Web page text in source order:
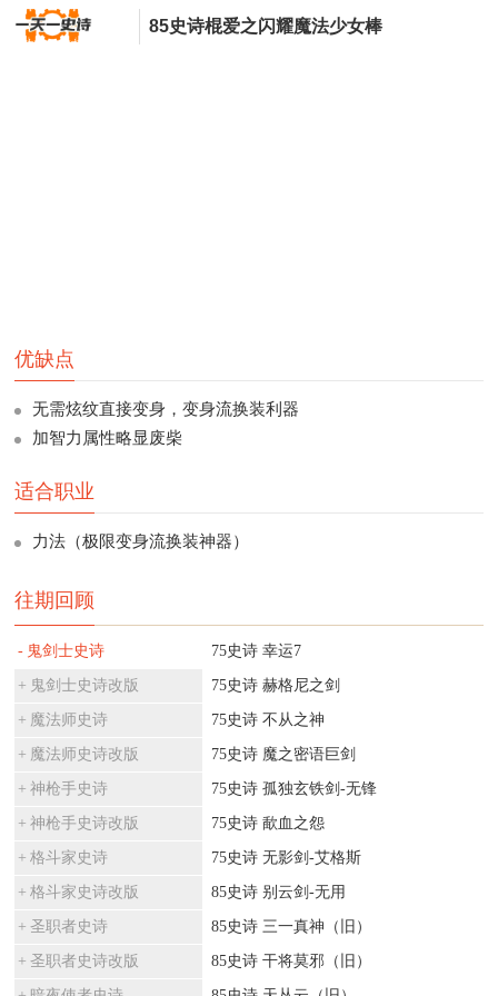
85史诗棍爱之闪耀魔法少女棒
优缺点
无需炫纹直接变身，变身流换装利器
加智力属性略显废柴
适合职业
力法（极限变身流换装神器）
往期回顾
鬼剑士史诗
鬼剑士史诗改版
魔法师史诗
魔法师史诗改版
神枪手史诗
神枪手史诗改版
格斗家史诗
格斗家史诗改版
圣职者史诗
圣职者史诗改版
75史诗 幸运7
75史诗 赫格尼之剑
75史诗 不从之神
75史诗 魔之密语巨剑
75史诗 孤独玄铁剑-无锋
75史诗 歃血之怨
75史诗 无影剑-艾格斯
85史诗 别云剑-无用
85史诗 三一真神（旧）
85史诗 干将莫邪（旧）